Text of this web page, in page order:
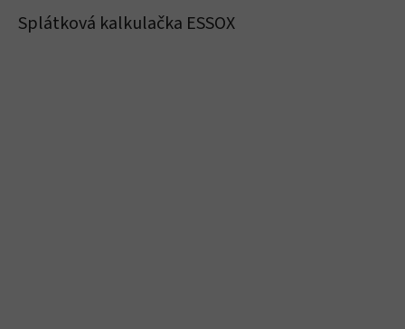
Splátková kalkulačka ESSOX